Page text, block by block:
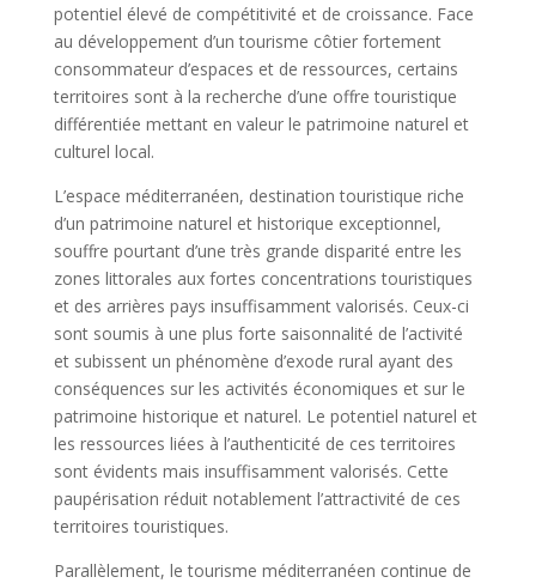
potentiel élevé de compétitivité et de croissance. Face
au développement d’un tourisme côtier fortement
consommateur d’espaces et de ressources, certains
territoires sont à la recherche d’une offre touristique
différentiée mettant en valeur le patrimoine naturel et
culturel local.
L’espace méditerranéen, destination touristique riche
d’un patrimoine naturel et historique exceptionnel,
souffre pourtant d’une très grande disparité entre les
zones littorales aux fortes concentrations touristiques
et des arrières pays insuffisamment valorisés. Ceux-ci
sont soumis à une plus forte saisonnalité de l’activité
et subissent un phénomène d’exode rural ayant des
conséquences sur les activités économiques et sur le
patrimoine historique et naturel. Le potentiel naturel et
les ressources liées à l’authenticité de ces territoires
sont évidents mais insuffisamment valorisés. Cette
paupérisation réduit notablement l’attractivité de ces
territoires touristiques.
Parallèlement, le tourisme méditerranéen continue de